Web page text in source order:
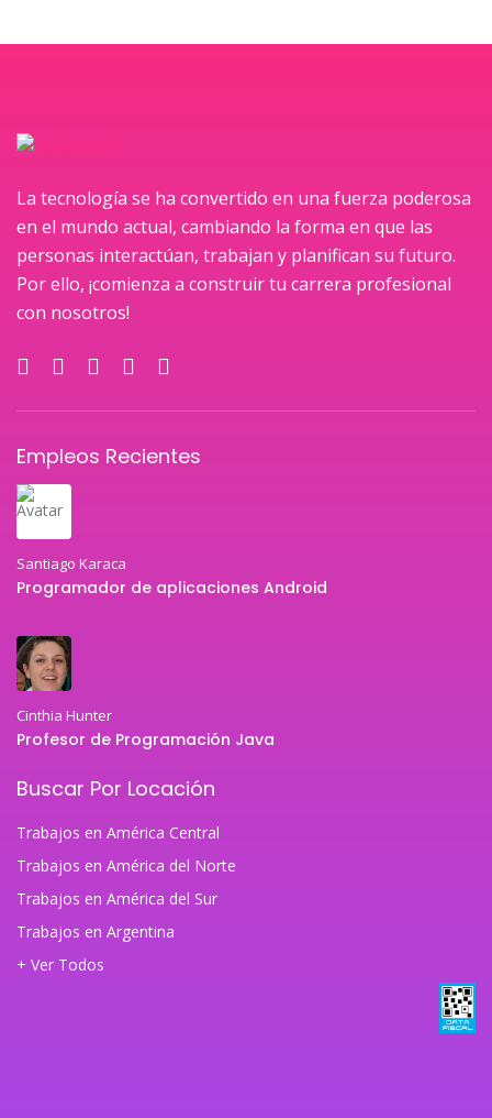
La tecnología se ha convertido en una fuerza poderosa
en el mundo actual, cambiando la forma en que las
personas interactúan, trabajan y planifican su futuro.
Por ello, ¡comienza a construir tu carrera profesional
con nosotros!
Empleos Recientes
Santiago Karaca
Programador de aplicaciones Android
Cinthia Hunter
Profesor de Programación Java
Buscar Por Locación
Trabajos en América Central
Trabajos en América del Norte
Trabajos en América del Sur
Trabajos en Argentina
+ Ver Todos